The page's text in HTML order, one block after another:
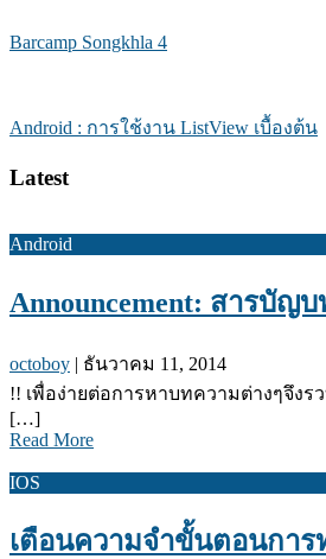
Barcamp Songkhla 4
Android : การใช้งาน ListView เบื้องต้น
Latest
Android
Announcement: สารบัญ
octoboy | ธันวาคม 11, 2014
!! เพื่อง่ายต่อการหาบทความต่างๆจึงร
[…]
Read More
IOS
เตือนความจำขั้นตอนการ